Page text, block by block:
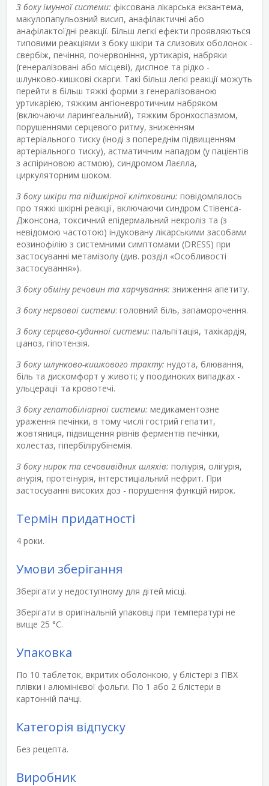
З боку імунної системи: фіксована лікарська екзантема,
макулопапульозний висип, анафілактичні або
анафілактоїдні реакції. Більш легкі ефекти проявляються
типовими реакціями з боку шкіри та слизових оболонок -
свербіж, печіння, почервоніння, уртикарія, набряки
(генералізовані або місцеві), диспное та рідко -
шлунково-кишкові скарги. Такі більш легкі реакції можуть
перейти в більш тяжкі форми з генералізованою
уртикарією, тяжким ангіоневротичним набряком
(включаючи ларингеальний), тяжким бронхоспазмом,
порушеннями серцевого ритму, зниженням
артеріального тиску (іноді з попереднім підвищенням
артеріального тиску), астматичним нападом (у пацієнтів
з аспіриновою астмою), синдромом Лаєлла,
циркуляторним шоком.
З боку шкіри та підшкірної клітковини: повідомлялось
про тяжкі шкірні реакції, включаючи синдром Стівенса-
Джонсона, токсичний епідермальний некроліз та (з
невідомою частотою) індуковану лікарськими засобами
еозинофілію з системними симптомами (DRESS) при
застосуванні метамізолу (див. розділ «Особливості
застосування»).
З боку обміну речовин та харчування: зниження апетиту.
З боку нервової системи: головний біль, запаморочення.
З боку серцево-судинної системи: пальпітація, тахікардія,
ціаноз, гіпотензія.
З боку шлунково-кишкового тракту: нудота, блювання,
біль та дискомфорт у животі; у поодиноких випадках -
ульцерації та кровотечі.
З боку гепатобіліарної системи: медикаментозне
ураження печінки, в тому числі гострий гепатит,
жовтяниця, підвищення рівнів ферментів печінки,
холестаз, гіпербілірубінемія.
З боку нирок та сечовивідних шляхів: поліурія, олігурія,
анурія, протеїнурія, інтерстиціальний нефрит. При
застосуванні високих доз - порушення функцій нирок.
Термін придатності
4 роки.
Умови зберігання
Зберігати у недоступному для дітей місці.
Зберігати в оригінальній упаковці при температурі не
вище 25 °С.
Упаковка
По 10 таблеток, вкритих оболонкою, у блістері з ПВХ
плівки і алюмінієвої фольги. По 1 або 2 блістери в
картонній пачці.
Категорія відпуску
Без рецепта.
Виробник